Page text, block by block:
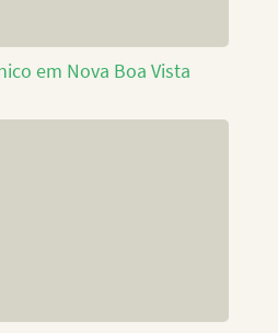
em Nova Boa Vista